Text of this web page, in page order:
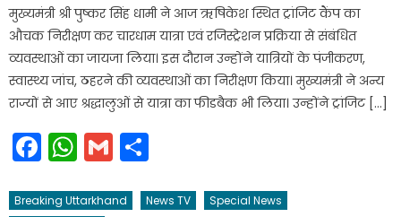
मुख्यमंत्री श्री पुष्कर सिंह धामी ने आज ऋषिकेश स्थित ट्रांजिट कैंप का
औचक निरीक्षण कर चारधाम यात्रा एवं रजिस्ट्रेशन प्रक्रिया से संबंधित
व्यवस्थाओं का जायजा लिया। इस दौरान उन्होंने यात्रियों के पंजीकरण,
स्वास्थ्य जांच, ठहरने की व्यवस्थाओं का निरीक्षण किया। मुख्यमंत्री ने अन्य
राज्यों से आए श्रद्धालुओं से यात्रा का फीडबैक भी लिया। उन्होंने ट्रांजिट […]
Facebook
WhatsApp
Gmail
Breaking Uttarkhand News TV
Special News